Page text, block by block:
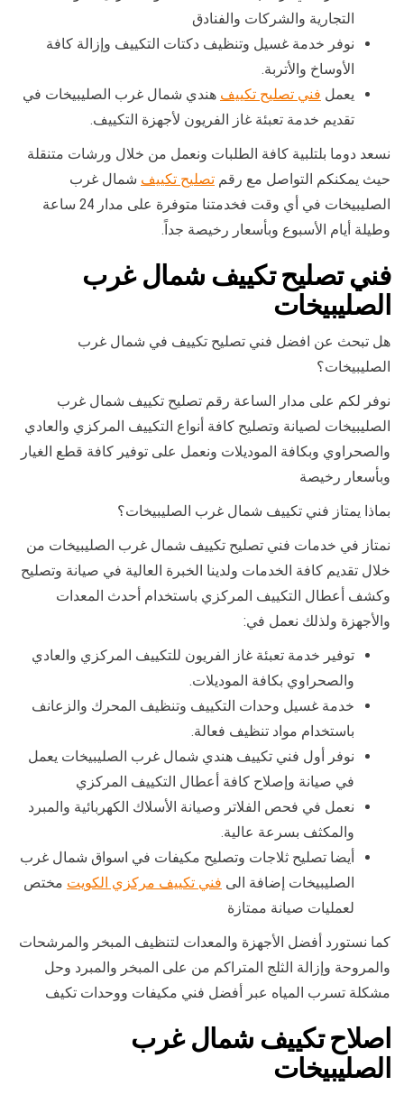
التجارية والشركات والفنادق
نوفر خدمة غسيل وتنظيف دكتات التكييف وإزالة كافة
الأوساخ والأتربة.
يعمل فني تصليح تكييف هندي شمال غرب الصليبيخات في
تقديم خدمة تعبئة غاز الفريون لأجهزة التكييف.
نسعد دوما بلتلبية كافة الطلبات ونعمل من خلال ورشات متنقلة
حيث يمكنكم التواصل مع رقم تصليح تكييف شمال غرب
الصليبيخات في أي وقت فخدمتنا متوفرة على مدار 24 ساعة
وطيلة أيام الأسبوع وبأسعار رخيصة جداً.
فني تصليح تكييف شمال غرب
الصليبيخات
هل تبحث عن افضل فني تصليح تكييف في شمال غرب
الصليبيخات؟
نوفر لكم على مدار الساعة رقم تصليح تكييف شمال غرب
الصليبيخات لصيانة وتصليح كافة أنواع التكييف المركزي والعادي
والصحراوي وبكافة الموديلات ونعمل على توفير كافة قطع الغيار
وبأسعار رخيصة
بماذا يمتاز فني تكييف شمال غرب الصليبيخات؟
نمتاز في خدمات فني تصليح تكييف شمال غرب الصليبيخات من
خلال تقديم كافة الخدمات ولدينا الخبرة العالية في صيانة وتصليح
وكشف أعطال التكييف المركزي باستخدام أحدث المعدات
والأجهزة ولذلك نعمل في:
توفير خدمة تعبئة غاز الفريون للتكييف المركزي والعادي
والصحراوي بكافة الموديلات.
خدمة غسيل وحدات التكييف وتنظيف المحرك والزعانف
باستخدام مواد تنظيف فعالة.
نوفر أول فني تكييف هندي شمال غرب الصليبيخات يعمل
في صيانة وإصلاح كافة أعطال التكييف المركزي
نعمل في فحص الفلاتر وصيانة الأسلاك الكهربائية والمبرد
والمكثف بسرعة عالية.
أيضا تصليح ثلاجات وتصليح مكيفات في اسواق شمال غرب
الصليبيخات إضافة الى فني تكييف مركزي الكويت مختص
لعمليات صيانة ممتازة
كما نستورد أفضل الأجهزة والمعدات لتنظيف المبخر والمرشحات
والمروحة وإزالة الثلج المتراكم من على المبخر والمبرد وحل
مشكلة تسرب المياه عبر أفضل فني مكيفات ووحدات تكيف
اصلاح تكييف شمال غرب
الصليبيخات